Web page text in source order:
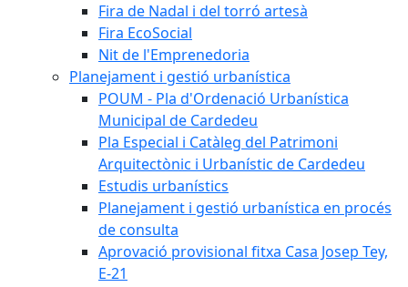
Fira de Nadal i del torró artesà
Fira EcoSocial
Nit de l'Emprenedoria
Planejament i gestió urbanística
POUM - Pla d'Ordenació Urbanística
Municipal de Cardedeu
Pla Especial i Catàleg del Patrimoni
Arquitectònic i Urbanístic de Cardedeu
Estudis urbanístics
Planejament i gestió urbanística en procés
de consulta
Aprovació provisional fitxa Casa Josep Tey,
E-21